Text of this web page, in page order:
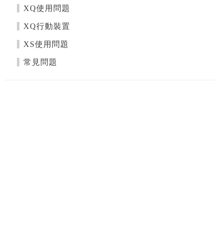
XQ使用問題
XQ行動裝置
XS使用問題
常見問題